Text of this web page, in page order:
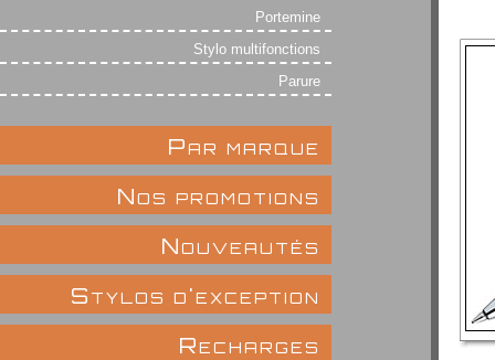
Portemine
Stylo multifonctions
Parure
Par marque
Nos promotions
Nouveautés
Stylos d'exception
Recharges